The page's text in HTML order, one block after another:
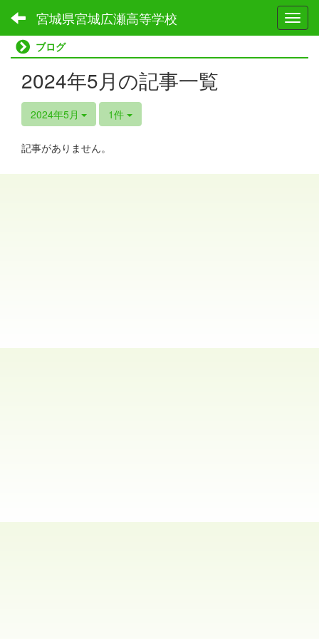
宮城県宮城広瀬高等学校
ブログ
2024年5月の記事一覧
2024年5月 1件
記事がありません。